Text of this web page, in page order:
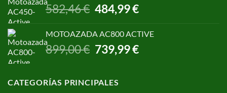
650,00 €.
499,00 €.
582,46€
El
precio
era:
582,46 €.
484,99€El
precio
es:
484,99 €.
MOTOAZADA AC800 ACTIVE
899,00€ El
precio
era:
899,00 €.
739,99€El
precio
CATEGORÍAS PRINCIPALES